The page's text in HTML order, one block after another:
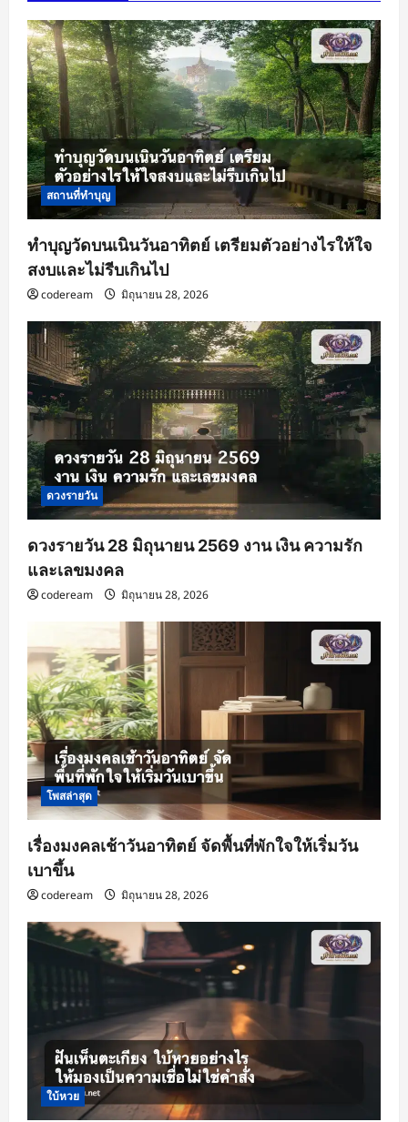
สถานที่ทำบุญ
ทำบุญวัดบนเนินวันอาทิตย์ เตรียมตัวอย่างไรให้ใจ
สงบและไม่รีบเกินไป
codeream มิถุนายน 28, 2026
ดวงรายวัน
ดวงรายวัน 28 มิถุนายน 2569 งาน เงิน ความรัก
และเลขมงคล
codeream มิถุนายน 28, 2026
โพสล่าสุด
เรื่องมงคลเช้าวันอาทิตย์ จัดพื้นที่พักใจให้เริ่มวัน
เบาขึ้น
codeream มิถุนายน 28, 2026
ใบ้หวย